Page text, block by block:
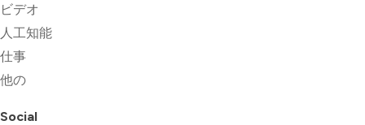
ビデオ
人工知能
仕事
他の
Social